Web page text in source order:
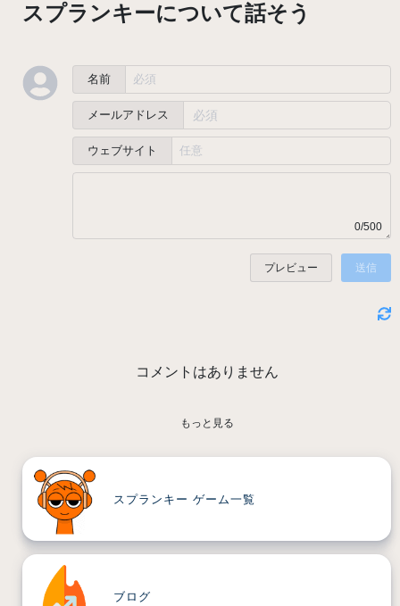
スプランキーについて話そう
名前
メールアドレス
ウェブサイト
0/500
プレビュー 送信
コメントはありません
もっと見る
スプランキー ゲーム一覧
ブログ